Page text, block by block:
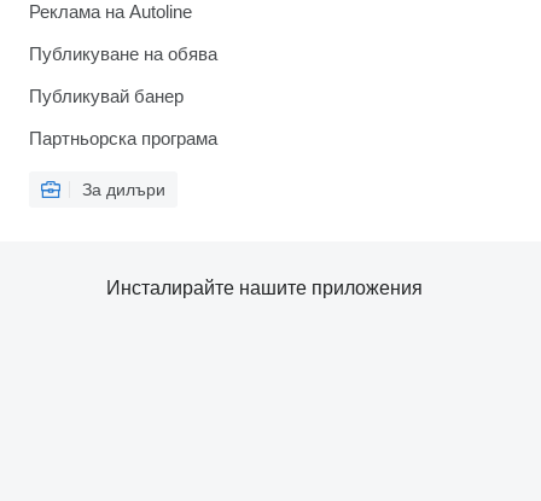
Реклама на Autoline
Публикуване на обява
Публикувай банер
Партньорска програма
За дилъри
Инсталирайте нашите приложения